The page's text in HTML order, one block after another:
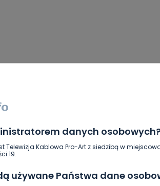
danych
Telewizja Kablowa Pro-Art z siedzibą w
19.
używane Państwa dane